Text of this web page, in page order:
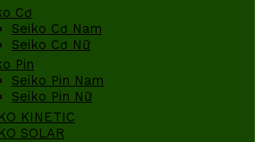
Cơ
Seiko Cơ Nam
Seiko Cơ Nữ
Pin
Seiko Pin Nam
Seiko Pin Nữ
KINETIC
SOLAR